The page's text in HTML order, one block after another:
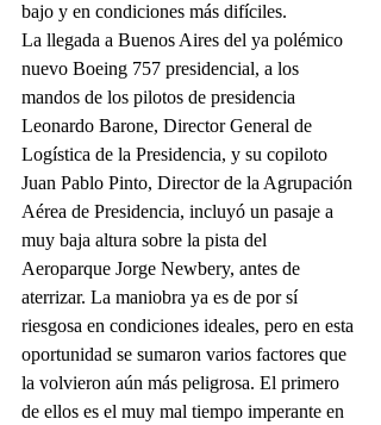
bajo y en condiciones más difíciles.
La llegada a Buenos Aires del ya polémico
nuevo Boeing 757 presidencial, a los
mandos de los pilotos de presidencia
Leonardo Barone, Director General de
Logística de la Presidencia, y su copiloto
Juan Pablo Pinto, Director de la Agrupación
Aérea de Presidencia, incluyó un pasaje a
muy baja altura sobre la pista del
Aeroparque Jorge Newbery, antes de
aterrizar. La maniobra ya es de por sí
riesgosa en condiciones ideales, pero en esta
oportunidad se sumaron varios factores que
la volvieron aún más peligrosa. El primero
de ellos es el muy mal tiempo imperante en